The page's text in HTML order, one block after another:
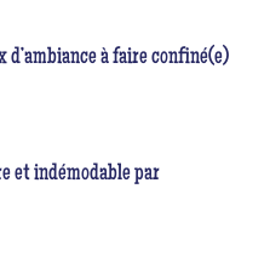
d’ambiance à faire confiné(e)
et indémodable par